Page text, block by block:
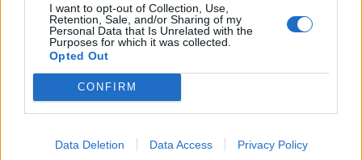
I want to opt-out of Collection, Use,
Retention, Sale, and/or Sharing of my
Personal Data that Is Unrelated with the
Purposes for which it was collected.
Opted Out
CONFIRM
Data Deletion Data Access Privacy Policy